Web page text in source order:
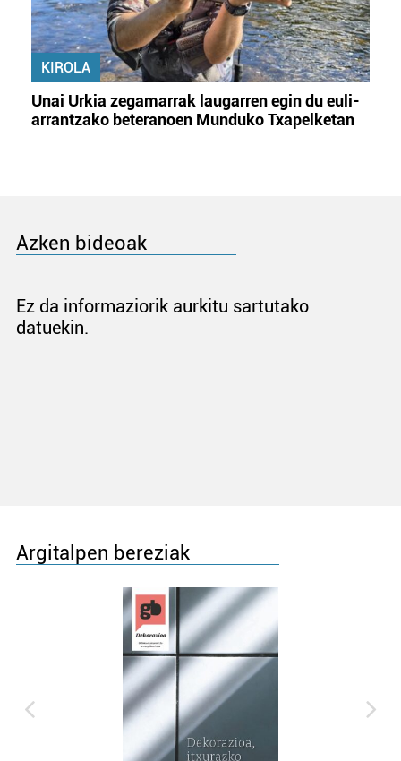
KIROLA
Unai Urkia zegamarrak laugarren egin du euli-
arrantzako beteranoen Munduko Txapelketan
Azken bideoak
Ez da informaziorik aurkitu sartutako
datuekin.
Argitalpen bereziak